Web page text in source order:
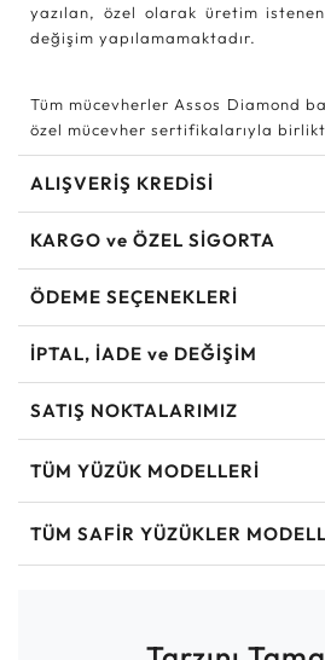
yazılan, özel olarak üretim
değişim yapılamamaktadır.
Tüm mücevherler Assos Diamond
özel mücevher sertifikalarıyla
ALIŞVERİŞ KREDİSİ
KARGO ve ÖZEL SİGORTA
ÖDEME SEÇENEKLERİ
İPTAL, İADE ve DEĞİŞİM
SATIŞ NOKTALARIMIZ
TÜM YÜZÜK MODELLERI
TÜM SAFIR YÜZÜKLER